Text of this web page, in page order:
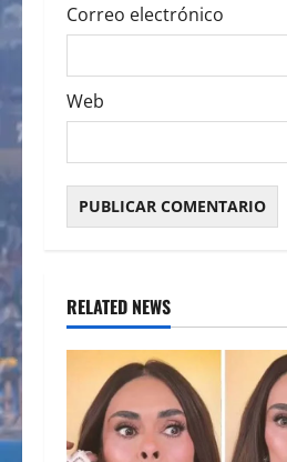
Correo electrónico
Web
RELATED NEWS